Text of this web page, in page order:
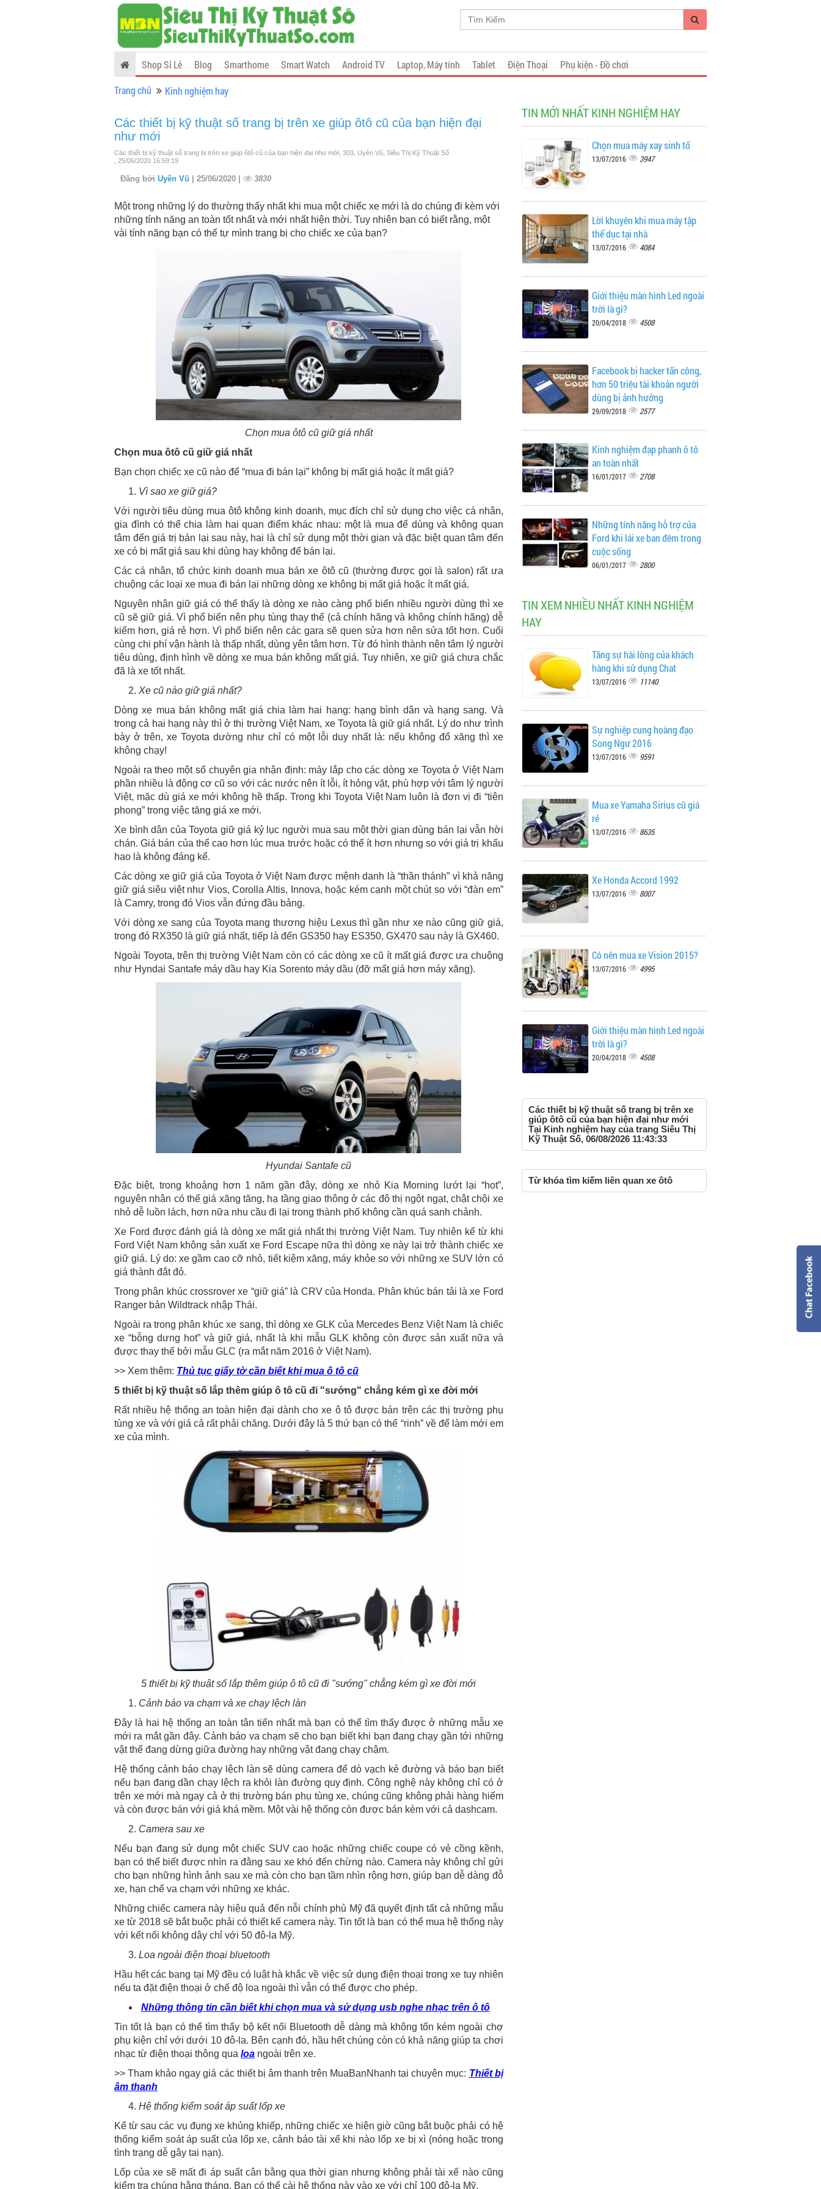
Shop Sỉ Lẻ Blog Smarthome Smart Watch Android TV Laptop, Máy tính Tablet Điện Thoại
Phụ kiện - Đồ chơi
Trang chủ
Kinh nghiệm hay
Các thiết bị kỹ thuật số trang bị trên xe giúp ôtô cũ của bạn hiện đại
như mới
Các thiết bị kỹ thuật số trang bị trên xe giúp ôtô cũ của bạn hiện đại như mới, 303, Uyên Vũ, Siêu Thị Kỹ Thuật Số
, 25/06/2020 16:59:19
Đăng bởi Uyên Vũ | 25/06/2020 | 3830
Một trong những lý do thường thấy nhất khi mua một chiếc xe mới là do chúng đi kèm với
những tính năng an toàn tốt nhất và mới nhất hiện thời. Tuy nhiên bạn có biết rằng, một
vài tính năng bạn có thể tự mình trang bị cho chiếc xe của bạn?
Chọn mua ôtô cũ giữ giá nhất
Chọn mua ôtô cũ giữ giá nhất
Bạn chọn chiếc xe cũ nào để “mua đi bán lại” không bị mất giá hoặc ít mất giá?
Vì sao xe giữ giá?
Với người tiêu dùng mua ôtô không kinh doanh, mục đích chỉ sử dụng cho việc cá nhân,
gia đình có thể chia làm hai quan điểm khác nhau: một là mua để dùng và không quan
tâm đến giá trị bán lại sau này, hai là chỉ sử dụng một thời gian và đặc biệt quan tâm đến
xe có bị mất giá sau khi dùng hay không để bán lại.
Các cá nhân, tổ chức kinh doanh mua bán xe ôtô cũ (thường được gọi là salon) rất ưa
chuộng các loại xe mua đi bán lại những dòng xe không bị mất giá hoặc ít mất giá.
Nguyên nhân giữ giá có thể thấy là dòng xe nào càng phổ biến nhiều người dùng thì xe
cũ sẽ giữ giá. Vì phổ biến nên phụ tùng thay thế (cả chính hãng và không chính hãng) dễ
kiếm hơn, giá rẻ hơn. Vì phổ biến nên các gara sẽ quen sửa hơn nên sửa tốt hơn. Cuối
cùng chi phí vận hành là thấp nhất, dùng yên tâm hơn. Từ đó hình thành nên tâm lý người
tiêu dùng, định hình về dòng xe mua bán không mất giá. Tuy nhiên, xe giữ giá chưa chắc
đã là xe tốt nhất.
Xe cũ nào giữ giá nhất?
Dòng xe mua bán không mất giá chia làm hai hạng: hạng bình dân và hạng sang. Và
trong cả hai hạng này thì ở thị trường Việt Nam, xe Toyota là giữ giá nhất. Lý do như trình
bày ở trên, xe Toyota dường như chỉ có một lỗi duy nhất là: nếu không đổ xăng thì xe
không chạy!
Ngoài ra theo một số chuyên gia nhận định: máy lắp cho các dòng xe Toyota ở Việt Nam
phần nhiều là động cơ cũ so với các nước nên ít lỗi, ít hỏng vặt, phù hợp với tâm lý người
Việt, mặc dù giá xe mới không hề thấp. Trong khi Toyota Việt Nam luôn là đơn vị đi “tiên
phong” trong việc tăng giá xe mới.
Xe bình dân của Toyota giữ giá kỷ lục người mua sau một thời gian dùng bán lại vẫn hời
chán. Giá bán của thể cao hơn lúc mua trước hoặc có thể ít hơn nhưng so với giá trị khấu
hao là không đáng kể.
Các dòng xe giữ giá của Toyota ở Việt Nam được mệnh danh là “thần thánh” vì khả năng
giữ giá siêu việt như Vios, Corolla Altis, Innova, hoặc kém cạnh một chút so với “đàn em”
là Camry, trong đó Vios vẫn đứng đầu bảng.
Với dòng xe sang của Toyota mang thương hiệu Lexus thì gần như xe nào cũng giữ giá,
trong đó RX350 là giữ giá nhất, tiếp là đến GS350 hay ES350, GX470 sau này là GX460.
Ngoài Toyota, trên thị trường Việt Nam còn có các dòng xe cũ ít mất giá được ưa chuộng
như Hyndai Santafe máy dầu hay Kia Sorento máy dầu (đỡ mất giá hơn máy xăng).
Hyundai Santafe cũ
Đặc biệt, trong khoảng hơn 1 năm gần đây, dòng xe nhỏ Kia Morning lướt lại “hot”,
nguyên nhân có thể giá xăng tăng, hạ tầng giao thông ở các đô thị ngột ngạt, chật chội xe
nhỏ dễ luồn lách, hơn nữa nhu cầu đi lại trong thành phố không cần quá sanh chảnh.
Xe Ford được đánh giá là dòng xe mất giá nhất thị trường Việt Nam. Tuy nhiên kể từ khi
Ford Việt Nam không sản xuất xe Ford Escape nữa thì dòng xe này lại trở thành chiếc xe
giữ giá. Lý do: xe gầm cao cỡ nhỏ, tiết kiệm xăng, máy khỏe so với những xe SUV lớn có
giá thành đắt đỏ.
Trong phân khúc crossrover xe “giữ giá” là CRV của Honda. Phân khúc bán tải là xe Ford
Ranger bản Wildtrack nhập Thái.
Ngoài ra trong phân khúc xe sang, thì dòng xe GLK của Mercedes Benz Việt Nam là chiếc
xe “bỗng dưng hot” và giữ giá, nhất là khi mẫu GLK không còn được sản xuất nữa và
được thay thế bởi mẫu GLC (ra mắt năm 2016 ở Việt Nam).
>> Xem thêm: Thủ tục giấy tờ cần biết khi mua ô tô cũ
5 thiết bị kỹ thuật số lắp thêm giúp ô tô cũ đi "sướng" chẳng kém gì xe đời mới
Rất nhiều hệ thống an toàn hiện đại dành cho xe ô tô được bán trên các thị trường phụ
tùng xe và với giá cả rất phải chăng. Dưới đây là 5 thứ bạn có thể “rinh” về để làm mới em
xe của mình.
5 thiết bị kỹ thuật số lắp thêm giúp ô tô cũ đi "sướng" chẳng kém gì xe đời mới
Cảnh báo va chạm và xe chạy lệch làn
Đây là hai hệ thống an toàn tân tiến nhất mà bạn có thể tìm thấy được ở những mẫu xe
mới ra mắt gần đây. Cảnh báo va chạm sẽ cho bạn biết khi bạn đang chạy gần tới những
vật thể đang dừng giữa đường hay những vật đang chạy chậm.
Hệ thống cảnh báo chạy lệch làn sẽ dùng camera để dò vạch kẻ đường và báo bạn biết
nếu bạn đang dần chạy lệch ra khỏi làn đường quy định. Công nghệ này không chỉ có ở
trên xe mới mà ngay cả ở thị trường bán phụ tùng xe, chúng cũng không phải hàng hiếm
và còn được bán với giá khá mềm. Một vài hệ thống còn được bán kèm với cả dashcam.
Camera sau xe
Nếu bạn đang sử dụng một chiếc SUV cao hoặc những chiếc coupe có vẻ cồng kềnh,
bạn có thể biết được nhìn ra đằng sau xe khó đến chừng nào. Camera này không chỉ gửi
cho bạn những hình ảnh sau xe mà còn cho bạn tầm nhìn rộng hơn, giúp bạn dễ dàng đỗ
xe, hạn chế va chạm với những xe khác.
Những chiếc camera này hiệu quả đến nỗi chính phủ Mỹ đã quyết định tất cả những mẫu
xe từ 2018 sẽ bắt buộc phải có thiết kế camera này. Tin tốt là bạn có thể mua hệ thống này
với kết nối không dây chỉ với 50 đô-la Mỹ.
Loa ngoài điện thoại bluetooth
Hầu hết các bang tại Mỹ đều có luật hà khắc về việc sử dụng điện thoại trong xe tuy nhiên
nếu ta đặt điện thoại ở chế độ loa ngoài thì vẫn có thể được cho phép.
Những thông tin cần biết khi chọn mua và sử dụng usb nghe nhạc trên ô tô
Tin tốt là bạn có thể tìm thấy bộ kết nối Bluetooth dễ dàng mà không tốn kém ngoài chợ
phụ kiện chỉ với dưới 10 đô-la. Bên cạnh đó, hầu hết chúng còn có khả năng giúp ta chơi
nhạc từ điện thoại thông qua loa ngoài trên xe.
>> Tham khảo ngay giá các thiết bị âm thanh trên MuaBanNhanh tại chuyên mục: Thiết bị
âm thanh
Hệ thống kiểm soát áp suất lốp xe
Kể từ sau các vụ đụng xe khủng khiếp, những chiếc xe hiện giờ cũng bắt buộc phải có hệ
thống kiểm soát áp suất của lốp xe, cảnh báo tài xế khi nào lốp xe bị xì (nóng hoặc trong
tình trạng dễ gây tai nạn).
Lốp của xe sẽ mất đi áp suất cân bằng qua thời gian nhưng không phải tài xế nào cũng
kiểm tra chúng hằng tháng. Bạn có thể cài hệ thống này vào xe với chỉ 100 đô-la Mỹ.
TIN MỚI NHẤT KINH NGHIỆM HAY
Chọn mua máy xay sinh tố
13/07/2016 3947
Lời khuyên khi mua máy tập
thể dục tại nhà
13/07/2016 4084
Giới thiệu màn hình Led ngoài
trời là gì?
20/04/2018 4508
Facebook bị hacker tấn công,
hơn 50 triệu tài khoản người
dùng bị ảnh hưởng
29/09/2018 2577
Kinh nghiệm đạp phanh ô tô
an toàn nhất
16/01/2017 2708
Những tính năng hỗ trợ của
Ford khi lái xe ban đêm trong
cuộc sống
06/01/2017 2800
TIN XEM NHIỀU NHẤT KINH NGHIỆM
HAY
Tăng sự hài lòng của khách
hàng khi sử dụng Chat
13/07/2016 11140
Sự nghiệp cung hoàng đạo
Song Ngư 2016
13/07/2016 9591
Mua xe Yamaha Sirius cũ giá
rẻ
13/07/2016 8635
Xe Honda Accord 1992
13/07/2016 8007
Có nên mua xe Vision 2015?
13/07/2016 4995
Giới thiệu màn hình Led ngoài
trời là gì?
20/04/2018 4508
Các thiết bị kỹ thuật số trang bị trên xe
giúp ôtô cũ của bạn hiện đại như mới
Tại Kinh nghiệm hay của trang Siêu Thị
Kỹ Thuật Số, 06/08/2026 11:43:33
Từ khóa tìm kiếm liên quan xe ôtô